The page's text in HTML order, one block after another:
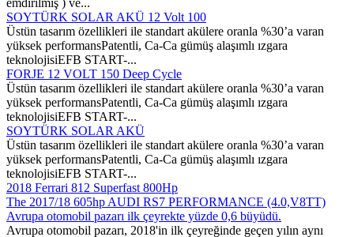
SOYTÜRK SOLAR AKÜ 12 Volt 100
Üstün tasarım özellikleri ile standart akülere oranla %30’a varan
yüksek performansPatentli, Ca-Ca gümüş alaşımlı ızgara
teknolojisiEFB START-...
FORJE 12 VOLT 150 Deep Cycle
Üstün tasarım özellikleri ile standart akülere oranla %30’a varan
yüksek performansPatentli, Ca-Ca gümüş alaşımlı ızgara
teknolojisiEFB START-...
SOYTÜRK SOLAR AKÜ
Üstün tasarım özellikleri ile standart akülere oranla %30’a varan
yüksek performansPatentli, Ca-Ca gümüş alaşımlı ızgara
teknolojisiEFB START-...
2018 Ferrari 812 Superfast 800Hp
The 2017/18 605hp AUDI RS7 PERFORMANCE (4.0,V8TT)
Avrupa otomobil pazarı ilk çeyrekte yüzde 0,6 büyüdü.
Avrupa otomobil pazarı, 2018'in ilk çeyreğinde geçen yılın aynı